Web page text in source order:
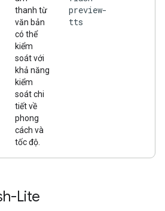
thanh từ
văn bản
có thể
kiểm
soát với
khả năng
kiểm
soát chi
tiết về
phong
cách và
tốc độ.
preview-
tts
Lite